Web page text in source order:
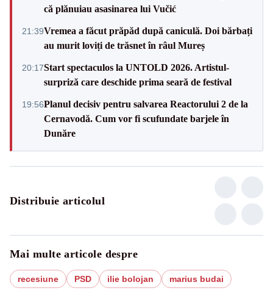
că plănuiau asasinarea lui Vučić
21:39Vremea a făcut prăpăd după caniculă. Doi bărbați
au murit loviți de trăsnet în râul Mureș
20:17Start spectaculos la UNTOLD 2026. Artistul-
surpriză care deschide prima seară de festival
19:56Planul decisiv pentru salvarea Reactorului 2 de la
Cernavodă. Cum vor fi scufundate barjele în
Dunăre
Distribuie articolul
Mai multe articole despre
recesiune PSD ilie bolojan marius budai